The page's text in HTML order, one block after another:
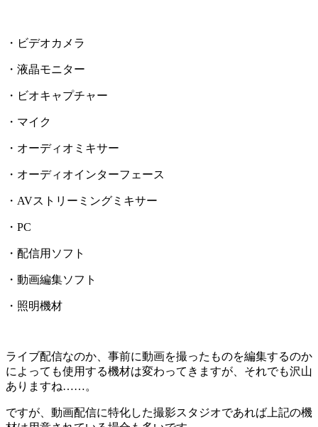
・ビデオカメラ
・液晶モニター
・ビオキャプチャー
・マイク
・オーディオミキサー
・オーディオインターフェース
・AVストリーミングミキサー
・PC
・配信用ソフト
・動画編集ソフト
・照明機材
ライブ配信なのか、事前に動画を撮ったものを編集するのか
によっても使用する機材は変わってきますが、それでも沢山
ありますね……。
ですが、動画配信に特化した撮影スタジオであれば上記の機